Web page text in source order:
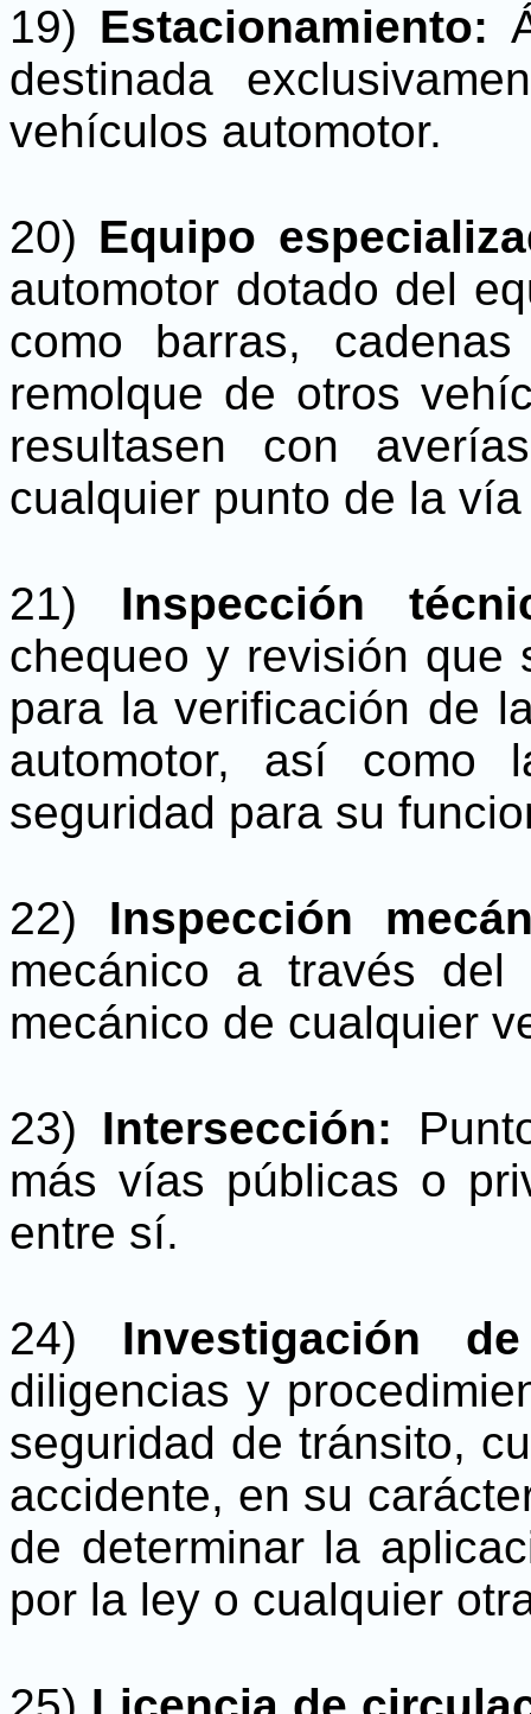
19) Estacionamiento:
destinada
vehículos automotor.
20) Equipo
automotor dotado del
como barras,
remolque de otros
resultasen con
cualquier punto de la
21) Inspección
chequeo y revisión que
para la verificación de
automotor, así como
seguridad para su
22) Inspección
mecánico a través
mecánico de cualquier
23) Intersección:
más vías públicas o
entre sí.
24) Investigación
diligencias y
seguridad de tránsito,
accidente, en su
de determinar la
por la ley o cualquier